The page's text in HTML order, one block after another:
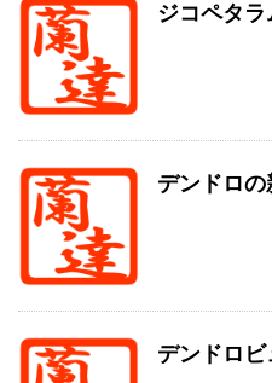
ジコペタ
デンドロ
デンドロ